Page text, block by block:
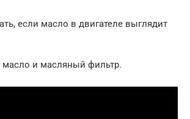
если масло в двигателе выглядит
масло и масляный фильтр.